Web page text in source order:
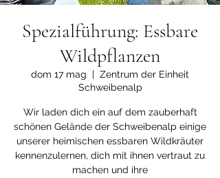
Spezialführung: Essbare
Wildpflanzen
dom 17 mag
  |
Zentrum der Einheit
Schweibenalp
Wir laden dich ein auf dem zauberhaft
schönen Gelände der Schweibenalp einige
unserer heimischen essbaren Wildkräuter
kennenzulernen, dich mit ihnen vertraut zu
machen und ihre